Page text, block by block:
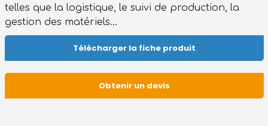
telles que la logistique, le suivi de production, la
gestion des matériels…
Télécharger la fiche produit
Obtenir un devis